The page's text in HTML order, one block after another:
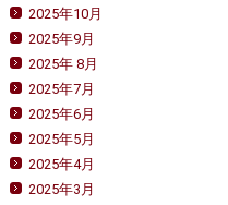
2025年10月
2025年9月
2025年 8月
2025年7月
2025年6月
2025年5月
2025年4月
2025年3月